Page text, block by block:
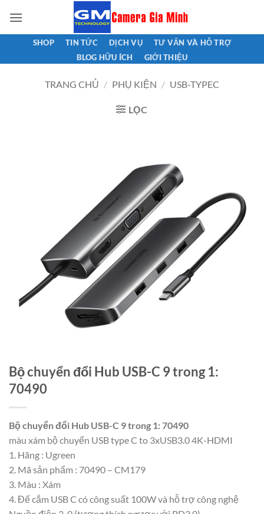
qua
nội
SHOP TIN TỨC DỊCH VỤ
TƯ VẤN VÀ HỖ TRỢ
BLOG HỮU ÍCH
GIỚI THIỆU
TRANG CHỦ / PHỤ KIỆN / USB-TYPEC
LỌC
Bộ chuyển đổi Hub USB-C 9 trong 1:
70490
Bộ chuyển đổi Hub USB-C 9 trong 1: 70490
màu xám bộ chuyển USB type C to 3xUSB3.0 4K-HDMI
1. Hãng : Ugreen
2. Mã sản phẩm : 70490 – CM179
3. Màu : Xám
4. Đế cắm USB C có công suất 100W và hỗ trợ công nghệ